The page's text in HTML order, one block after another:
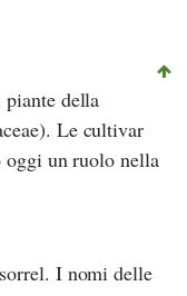
piante della
Le cultivar
oggi un ruolo nella
I nomi delle